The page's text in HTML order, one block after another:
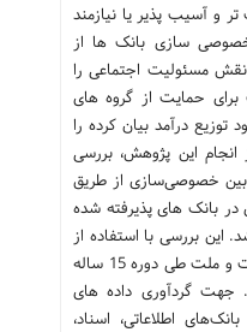
و آسیب پذیر یا نیازمند
سازی بانک ها از
مسئولیت اجتماعی را
حمایت از گروه های
توزیع درآمد بیان کرده را
انجام این پژوهش، بررسی
بین خصوصی‌سازی از طریق
در بانک ‌های پذیرفته‌ شده
این بررسی با استفاده از
داده های بانک های صادرات، تجارت و ملت طی دوره 15 ساله
است. جهت گردآوری داده های
اطلاعاتی، اسناد،